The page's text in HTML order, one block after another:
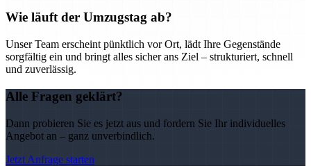
Wie läuft der Umzugstag ab?
Unser Team erscheint pünktlich vor Ort, lädt Ihre Gegenstände
sorgfältig ein und bringt alles sicher ans Ziel – strukturiert, schnell
und zuverlässig.
Alle Fragen geklärt?
Dann probieren Sie es jetzt aus und fordern Sie Ihr individuelles
Angebot an – ganz unverbindlich.
Jetzt Anfrage starten